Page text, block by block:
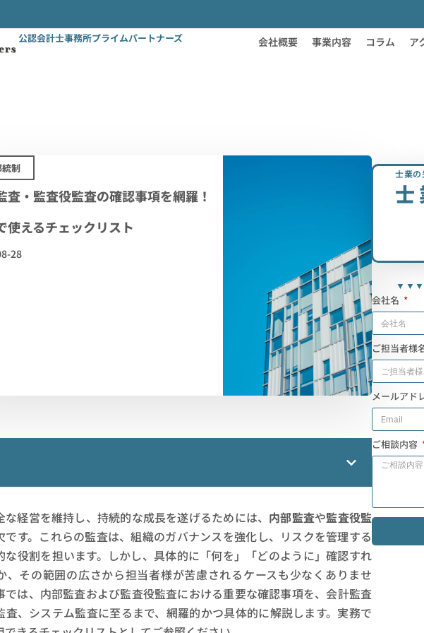
公認会計士事務所プライムパートナーズ 会社概要 事業内容 コラム ア
統制
査・監査役監査の確認事項を網羅！
使えるチェックリスト
28
な経営を維持し、持続的な成長を遂げるためには、 内部監査や監査役監
です。これらの監査は、組織のガバナンスを強化し、リスクを管理する
な役割を担います。しかし、具体的に「何を」「どのように」確認すれ
、その範囲の広さから担当者様が苦慮されるケースも少なくありませ
では、内部監査および監査役監査における重要な確認事項を、会計監査
査、システム監査に至るまで、網羅的かつ具体的に解説します。実務で
士業の
▼▼▼
会社名
ご担当者様
メールアド
ご相談内容